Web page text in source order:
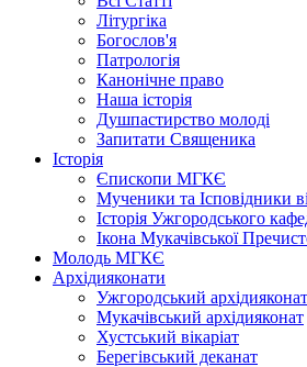
Літургіка
Богослов'я
Патрологія
Канонічне право
Наша історія
Душпастирство молоді
Запитати Священика
Історія
Єпископи МГКЄ
Мученики та Ісповідники
Історія Ужгородського
Ікона Мукачівської
Молодь МГКЄ
Архідияконати
Ужгородський архідияконат
Мукачівський архідияконат
Хустський вікаріат
Берегівський деканат